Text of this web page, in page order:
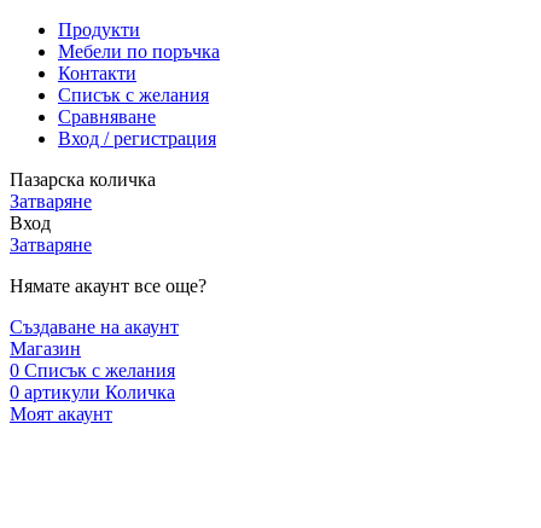
Продукти
Мебели по поръчка
Контакти
Списък с желания
Сравняване
Вход / регистрация
Пазарска количка
Затваряне
Вход
Затваряне
Нямате акаунт все още?
Създаване на акаунт
Магазин
0 Списък с желания
0 артикули Количка
Моят акаунт